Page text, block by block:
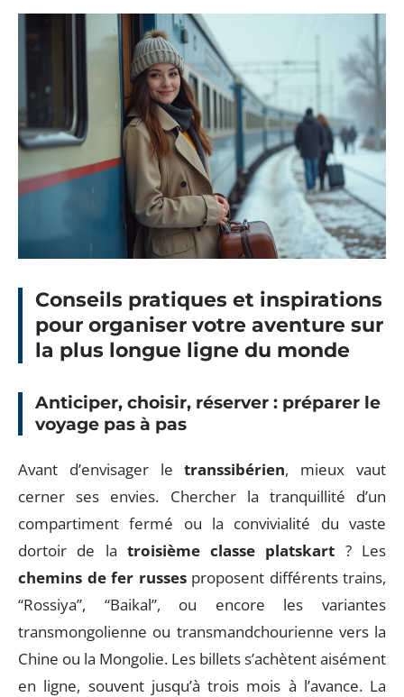
Conseils pratiques et inspirations
pour organiser votre aventure sur
la plus longue ligne du monde
Anticiper, choisir, réserver : préparer le
voyage pas à pas
Avant d’envisager letranssibérien, mieux vaut
cerner ses envies. Chercher la tranquillité d’un
compartiment fermé ou la convivialité du vaste
dortoir de la troisième classe platskart ? Les
chemins de fer russesproposent différents trains,
“Rossiya”, “Baikal”, ou encore les variantes
transmongolienne ou transmandchourienne vers la
Chine ou la Mongolie. Les billets s’achètent aisément
en ligne, souvent jusqu’à trois mois à l’avance. La